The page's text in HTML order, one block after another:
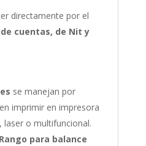
directamente por el
cuentas, de Nit y
se manejan por
imprimir en impresora
laser o multifuncional.
para balance